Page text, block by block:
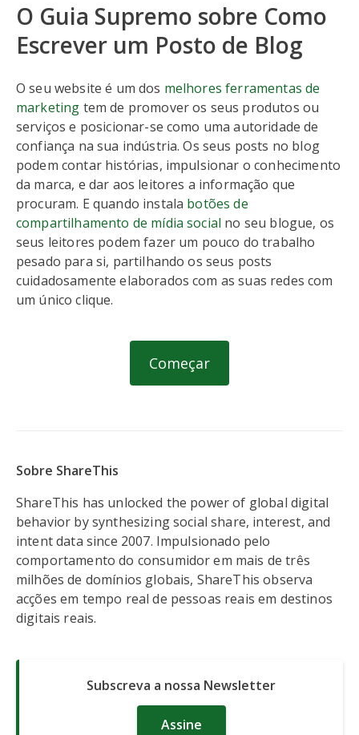
O Guia Supremo sobre Como
Escrever um Posto de Blog
O seu website é um dos melhores ferramentas de
marketing tem de promover os seus produtos ou
serviços e posicionar-se como uma autoridade de
confiança na sua indústria. Os seus posts no blog
podem contar histórias, impulsionar o conhecimento
da marca, e dar aos leitores a informação que
procuram. E quando instala botões de
compartilhamento de mídia social no seu blogue, os
seus leitores podem fazer um pouco do trabalho
pesado para si, partilhando os seus posts
cuidadosamente elaborados com as suas redes com
um único clique.
Começar
Sobre ShareThis
ShareThis has unlocked the power of global digital
behavior by synthesizing social share, interest, and
intent data since 2007. Impulsionado pelo
comportamento do consumidor em mais de três
milhões de domínios globais, ShareThis observa
acções em tempo real de pessoas reais em destinos
digitais reais.
Subscreva a nossa Newsletter
Assine